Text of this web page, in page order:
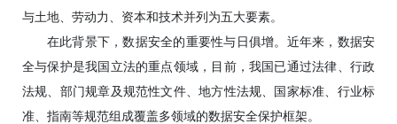
与土地、劳动力、资本和技术并列为五大要素。
在此背景下，数据安全的重要性与日俱增。近年来，数据安
全与保护是我国立法的重点领域，目前，我国已通过法律、行政
法规、部门规章及规范性文件、地方性法规、国家标准、行业标
准、指南等规范组成覆盖多领域的数据安全保护框架。